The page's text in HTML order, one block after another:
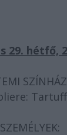
29. hétfő,
SZEMÉLYEK: